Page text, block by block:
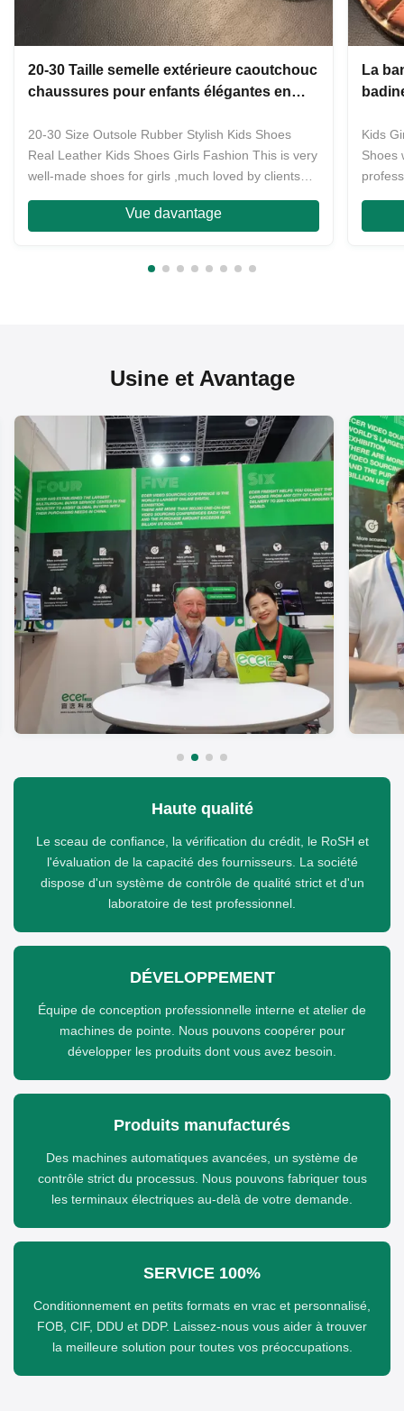
20-30 Taille semelle extérieure caoutchouc
chaussures pour enfants élégantes en
mode
20-30 Size Outsole Rubber Stylish Kids Shoes
Real Leather Kids Shoes Girls Fashion This is very
well-made shoes for girls ,much loved by clients
layer of cowhide,outsole is very wear-resistant
Vue davantage
La
Kids
Shoes
Usine et Avantage
Haute qualité
Le sceau de confiance, la vérification du crédit, le RoSH et
l'évaluation de la capacité des fournisseurs. La société
dispose d'un système de contrôle de qualité strict et d'un
laboratoire de test professionnel.
DÉVELOPPEMENT
Équipe de conception professionnelle interne et atelier de
machines de pointe. Nous pouvons coopérer pour
développer les produits dont vous avez besoin.
Produits manufacturés
Des machines automatiques avancées, un système de
contrôle strict du processus. Nous pouvons fabriquer tous
les terminaux électriques au-delà de votre demande.
SERVICE 100%
Conditionnement en petits formats en vrac et personnalisé,
FOB, CIF, DDU et DDP. Laissez-nous vous aider à trouver
la meilleure solution pour toutes vos préoccupations.